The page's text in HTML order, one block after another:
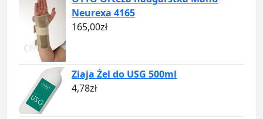
Neurexa 4165
165,00zł
Ziaja Żel do USG 500ml
4,78zł